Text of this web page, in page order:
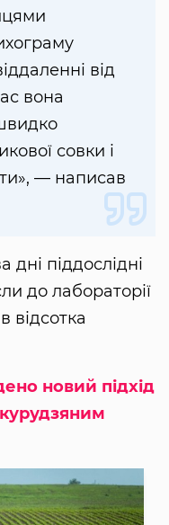
від
вона
совки і
— написав
піддослідні
до лабораторії
відсотка
новий підхід